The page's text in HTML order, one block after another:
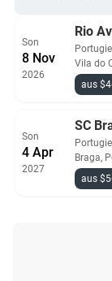
Son
8 Nov
2026
Rio
Vila do
aus
Son
4 Apr
2027
SC
Braga,
aus